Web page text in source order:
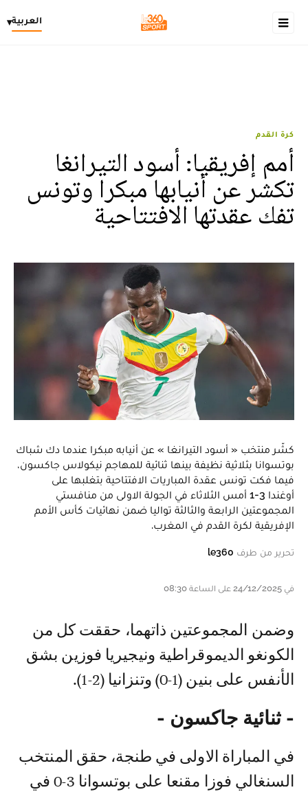
العربية▾
كرة القدم
أمم إفريقيا: أسود التيرانغا
تكشر عن أنيابها مبكرا وتونس
تفك عقدتها الافتتاحية
كشّر منتخب « أسود التيرانغا » عن أنيابه مبكرا عندما دك شباك
بوتسوانا بثلاثية نظيفة بينها ثنائية للمهاجم نيكولاس جاكسون،
فيما فكت تونس عقدة المباريات الافتتاحية بتغلبها على
أوغندا 3-1 أمس الثلاثاء في الجولة الاولى من منافستي
المجموعتين الرابعة والثالثة تواليا ضمن نهائيات كأس الأمم
الإفريقية لكرة القدم في المغرب.
تحرير من طرف le360
في 24/12/2025 على الساعة 08:30
وضمن المجموعتين ذاتهما، حققت كل من
الكونغو الديموقراطية ونيجيريا فوزين بشق
الأنفس على بنين (1-0) وتنزانيا (2-1).
- ثنائية جاكسون -
في المباراة الاولى في طنجة، حقق المنتخب
السنغالي فوزا مقنعا على بوتسوانا 3-0 في